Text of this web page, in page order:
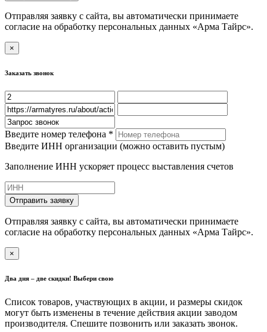
Отправляя заявку с сайта, вы автоматически принимаете
согласие на обработку персональных данных «Арма Тайрс».
×
Заказать звонок
Введите номер телефона *
Введите ИНН организации (можно оставить пустым)
Заполнение ИНН ускоряет процесс выставления счетов
Отправить заявку
Отправляя заявку с сайта, вы автоматически принимаете
согласие на обработку персональных данных «Арма Тайрс».
×
Два дня – две скидки! Выбери свою
Список товаров, участвующих в акции, и размеры скидок
могут быть изменены в течение действия акции заводом
производителя. Спешите позвонить или заказать звонок.